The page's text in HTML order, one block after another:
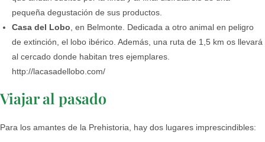
pequeña degustación de sus productos.
Casa del Lobo , en Belmonte. Dedicada a otro animal en peligro
de extinción, el lobo ibérico. Además, una ruta de 1,5 km os llevará
al cercado donde habitan tres ejemplares.
http://lacasadellobo.com/
Viajar al pasado
Para los amantes de la Prehistoria, hay dos lugares imprescindibles: